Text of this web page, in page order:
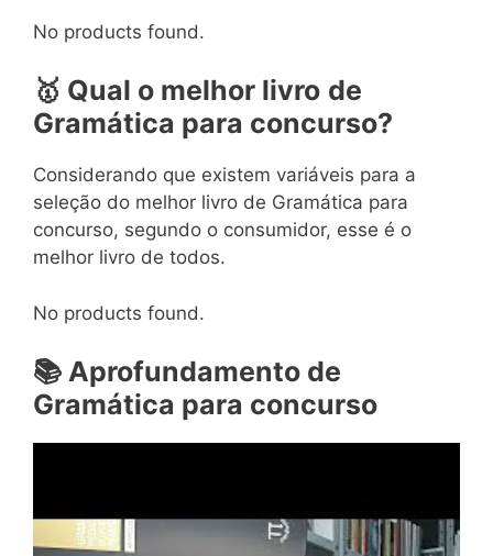
No products found.
🥇 Qual o melhor livro de
Gramática para concurso?
Considerando que existem variáveis para a
seleção do melhor livro de Gramática para
concurso, segundo o consumidor, esse é o
melhor livro de todos.
No products found.
📚 Aprofundamento de
Gramática para concurso